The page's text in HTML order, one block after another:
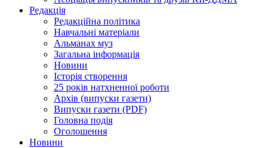
Редакція
Редакційна політика
Навчальні матеріали
Альманах муз
Загальна інформація
Новини
Історія створення
25 років натхненної роботи
Архів (випуски газети)
Випуски газети (PDF)
Головна подія
Оголошення
Новини